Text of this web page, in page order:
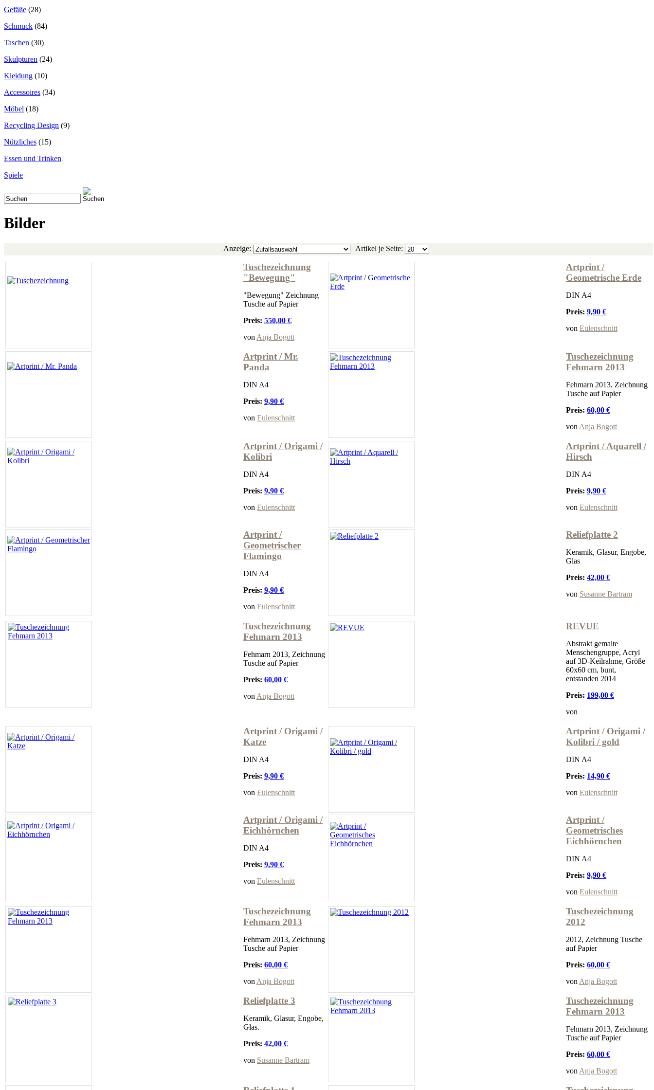
Gefäße (28)
Schmuck (84)
Taschen (30)
Skulpturen (24)
Kleidung (10)
Accessoires (34)
Möbel (18)
Recycling Design (9)
Nützliches (15)
Essen und Trinken
Spiele
Bilder
Anzeige: Artikel je Seite:
Tuschezeichnung
"Bewegung"
"Bewegung" Zeichnung
Tusche auf Papier
Preis: 550,00 €
von Anja Bogott
Artprint /
Geometrische Erde
DIN A4
Preis: 9,90 €
von Eulenschnitt
Artprint / Mr.
Panda
DIN A4
Preis: 9,90 €
von Eulenschnitt
Tuschezeichnung
Fehmarn 2013
Fehmarn 2013, Zeichnung
Tusche auf Papier
Preis: 60,00 €
von Anja Bogott
Artprint / Origami /
Kolibri
DIN A4
Preis: 9,90 €
von Eulenschnitt
Artprint / Aquarell /
Hirsch
DIN A4
Preis: 9,90 €
von Eulenschnitt
Artprint /
Geometrischer
Flamingo
DIN A4
Preis: 9,90 €
von Eulenschnitt
Reliefplatte 2
Keramik, Glasur, Engobe,
Glas
Preis: 42,00 €
von Susanne Bartram
Tuschezeichnung
Fehmarn 2013
Fehmarn 2013, Zeichnung
Tusche auf Papier
Preis: 60,00 €
von Anja Bogott
REVUE
Abstrakt gemalte
Menschengruppe, Acryl
auf 3D-Keilrahme, Größe
60x60 cm, bunt,
entstanden 2014
Preis: 199,00 €
von
Artprint / Origami /
Katze
DIN A4
Preis: 9,90 €
von Eulenschnitt
Artprint / Origami /
Kolibri / gold
DIN A4
Preis: 14,90 €
von Eulenschnitt
Artprint / Origami /
Eichhörnchen
DIN A4
Preis: 9,90 €
von Eulenschnitt
Artprint /
Geometrisches
Eichhörnchen
DIN A4
Preis: 9,90 €
von Eulenschnitt
Tuschezeichnung
Fehmarn 2013
Fehmarn 2013, Zeichnung
Tusche auf Papier
Preis: 60,00 €
von Anja Bogott
Tuschezeichnung
2012
2012, Zeichnung Tusche
auf Papier
Preis: 60,00 €
von Anja Bogott
Reliefplatte 3
Keramik, Glasur, Engobe,
Glas.
Preis: 42,00 €
von Susanne Bartram
Tuschezeichnung
Fehmarn 2013
Fehmarn 2013, Zeichnung
Tusche auf Papier
Preis: 60,00 €
von Anja Bogott